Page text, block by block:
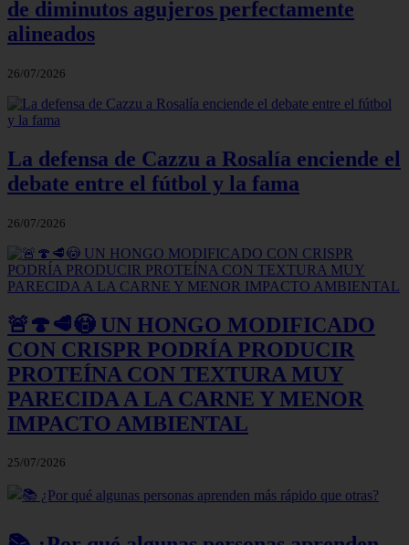
de diminutos agujeros perfectamente
alineados
26/07/2026
La defensa de Cazzu a Rosalía enciende el
debate entre el fútbol y la fama
26/07/2026
🚨🍄🥩😳 UN HONGO MODIFICADO
CON CRISPR PODRÍA PRODUCIR
PROTEÍNA CON TEXTURA MUY
PARECIDA A LA CARNE Y MENOR
IMPACTO AMBIENTAL
25/07/2026